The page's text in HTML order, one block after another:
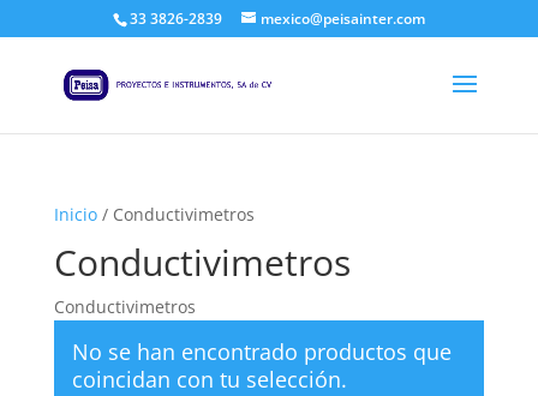
33 3826-2839 mexico@peisainter.com
Inicio/ Conductivimetros
Conductivimetros
Conductivimetros
No se han encontrado productos que
coincidan con tu selección.